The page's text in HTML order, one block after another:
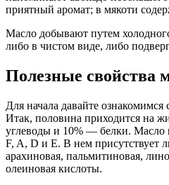
приятный аромат; в мякоти
Масло добывают путем
либо в чистом виде, либо
Полезные свойства
Для начала давайте ознакомимся
Итак, половина приходится на
углеводы и 10% — белки. Масло
F, A, D и E. В нем присутствует
арахиновая, пальмитиновая,
олеиновая кислоты.